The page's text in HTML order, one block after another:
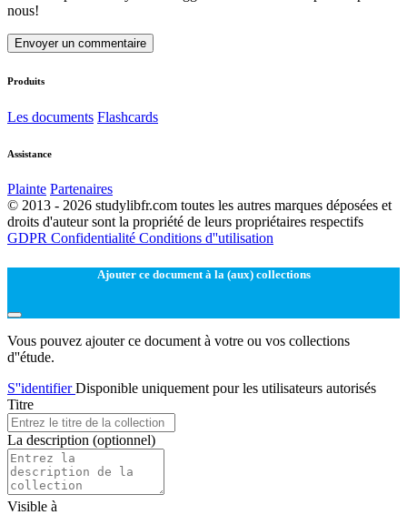
nous!
Envoyer un commentaire
Produits
Les documents Flashcards
Assistance
Plainte Partenaires
© 2013 - 2026 studylibfr.com toutes les autres marques déposées et
droits d'auteur sont la propriété de leurs propriétaires respectifs
GDPR Confidentialité Conditions d''utilisation
Ajouter ce document à la (aux) collections
Vous pouvez ajouter ce document à votre ou vos collections
d''étude.
S''identifierDisponible uniquement pour les utilisateurs autorisés
Titre
La description (optionnel)
Visible à